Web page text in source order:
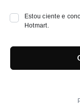
Estou ciente e
Hotmart.